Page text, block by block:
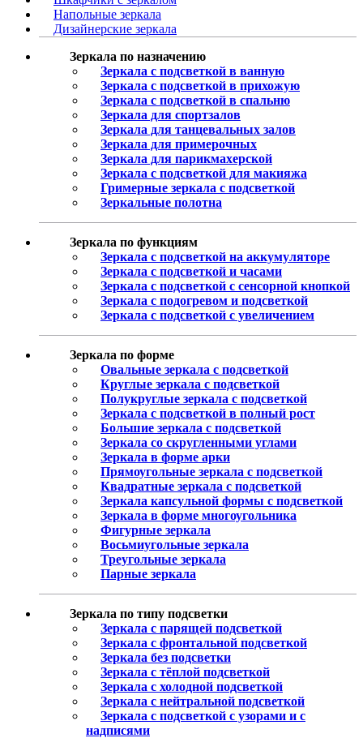
Напольные зеркала
Дизайнерские зеркала
Зеркала по назначению
Зеркала с подсветкой в ванную
Зеркала с подсветкой в прихожую
Зеркала с подсветкой в спальню
Зеркала для спортзалов
Зеркала для танцевальных залов
Зеркала для примерочных
Зеркала для парикмахерской
Зеркала с подсветкой для макияжа
Гримерные зеркала с подсветкой
Зеркальные полотна
Зеркала по функциям
Зеркала с подсветкой на аккумуляторе
Зеркала с подсветкой и часами
Зеркала с подсветкой с сенсорной кнопкой
Зеркала с подогревом и подсветкой
Зеркала с подсветкой с увеличением
Зеркала по форме
Овальные зеркала с подсветкой
Круглые зеркала с подсветкой
Полукруглые зеркала с подсветкой
Зеркала с подсветкой в полный рост
Большие зеркала с подсветкой
Зеркала со скругленными углами
Зеркала в форме арки
Прямоугольные зеркала с подсветкой
Квадратные зеркала с подсветкой
Зеркала капсульной формы с подсветкой
Зеркала в форме многоугольника
Фигурные зеркала
Восьмиугольные зеркала
Треугольные зеркала
Парные зеркала
Зеркала по типу подсветки
Зеркала с парящей подсветкой
Зеркала с фронтальной подсветкой
Зеркала без подсветки
Зеркала с тёплой подсветкой
Зеркала с холодной подсветкой
Зеркала с нейтральной подсветкой
Зеркала с подсветкой с узорами и с
надписями